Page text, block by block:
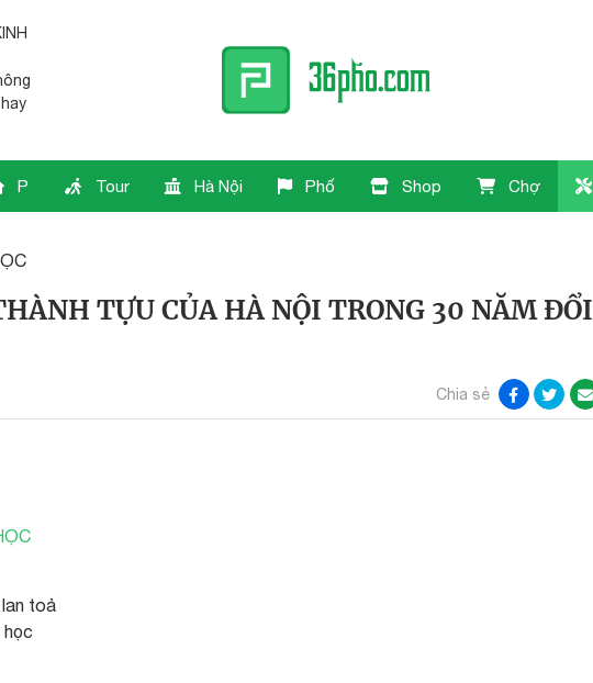
P Tour Hà Nội Phố Shop Chợ
TỰU CỦA HÀ NỘI TRONG 30 NĂM ĐỔI
Chia sẻ
toả
học